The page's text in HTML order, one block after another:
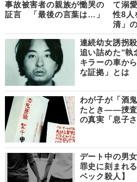
事故被害者の親族が慟哭の
証言 「最後の言葉は…」
て溺
性8人
清」
連続幼女誘拐
追い詰めた“
キラーの車か
な証拠」とは
わが子が「酒
たとき――捜査
の真実「息子
デート中の男
罪史に刻まれ
ベック殺人】